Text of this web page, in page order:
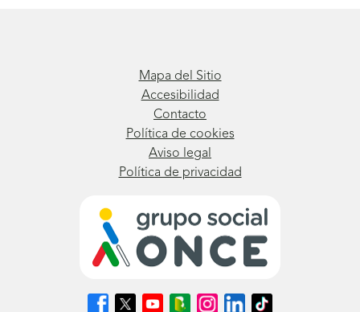
Mapa del Sitio
Accesibilidad
Contacto
Política de cookies
Aviso legal
Política de privacidad
SíguenosSíguenosSíguenosSíguenosSíguenosSíguenosSíguenos